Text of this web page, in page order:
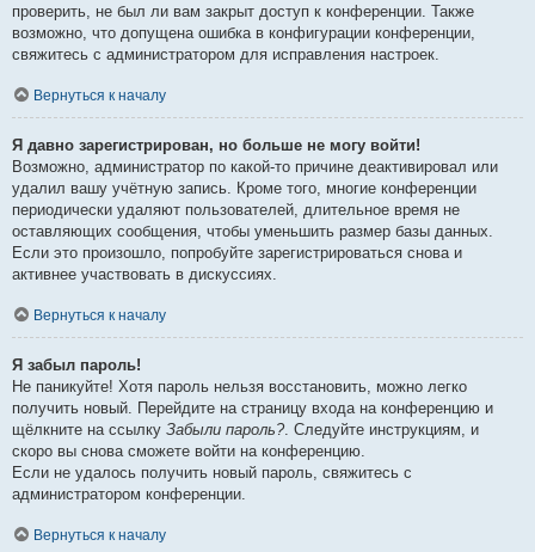
проверить, не был ли вам закрыт доступ к конференции. Также
возможно, что допущена ошибка в конфигурации конференции,
свяжитесь с администратором для исправления настроек.
Вернуться к началу
Я давно зарегистрирован, но больше не могу войти!
Возможно, администратор по какой-то причине деактивировал или
удалил вашу учётную запись. Кроме того, многие конференции
периодически удаляют пользователей, длительное время не
оставляющих сообщения, чтобы уменьшить размер базы данных.
Если это произошло, попробуйте зарегистрироваться снова и
активнее участвовать в дискуссиях.
Вернуться к началу
Я забыл пароль!
Не паникуйте! Хотя пароль нельзя восстановить, можно легко
получить новый. Перейдите на страницу входа на конференцию и
щёлкните на ссылку Забыли пароль?. Следуйте инструкциям, и
скоро вы снова сможете войти на конференцию.
Если не удалось получить новый пароль, свяжитесь с
администратором конференции.
Вернуться к началу